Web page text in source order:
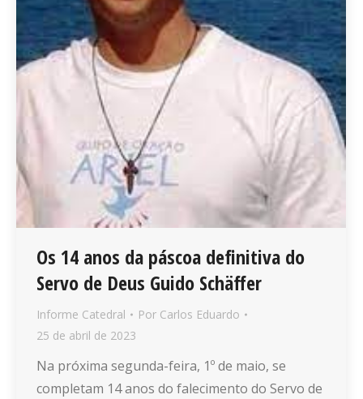
Os 14 anos da páscoa definitiva do
Servo de Deus Guido Schäffer
Informe Catedral Por Carlos Eduardo
25 de abril de 2023
Na próxima segunda-feira, 1º de maio, se
completam 14 anos do falecimento do Servo de